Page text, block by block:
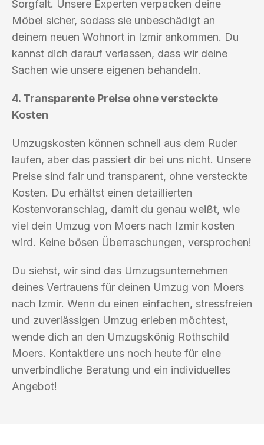
Sorgfalt. Unsere Experten verpacken deine
Möbel sicher, sodass sie unbeschädigt an
deinem neuen Wohnort in Izmir ankommen. Du
kannst dich darauf verlassen, dass wir deine
Sachen wie unsere eigenen behandeln.
4. Transparente Preise ohne versteckte
Kosten
Umzugskosten können schnell aus dem Ruder
laufen, aber das passiert dir bei uns nicht. Unsere
Preise sind fair und transparent, ohne versteckte
Kosten. Du erhältst einen detaillierten
Kostenvoranschlag, damit du genau weißt, wie
viel dein Umzug von Moers nach Izmir kosten
wird. Keine bösen Überraschungen, versprochen!
Du siehst, wir sind das Umzugsunternehmen
deines Vertrauens für deinen Umzug von Moers
nach Izmir. Wenn du einen einfachen, stressfreien
und zuverlässigen Umzug erleben möchtest,
wende dich an den Umzugskönig Rothschild
Moers. Kontaktiere uns noch heute für eine
unverbindliche Beratung und ein individuelles
Angebot!